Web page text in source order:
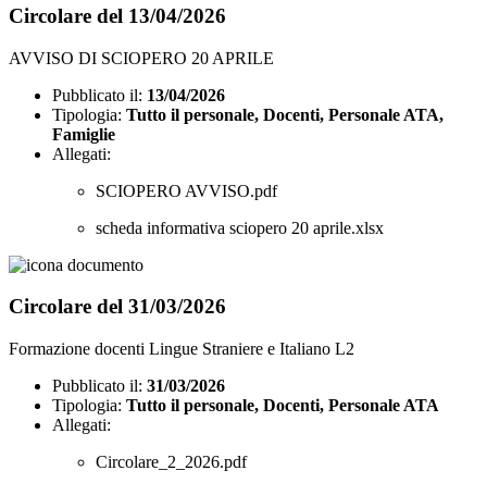
Circolare del 13/04/2026
AVVISO DI SCIOPERO 20 APRILE
Pubblicato il: 13/04/2026
Tipologia: Tutto il personale, Docenti, Personale ATA,
Famiglie
Allegati:
SCIOPERO AVVISO.pdf
scheda informativa sciopero 20 aprile.xlsx
Circolare del 31/03/2026
Formazione docenti Lingue Straniere e Italiano L2
Pubblicato il: 31/03/2026
Tipologia: Tutto il personale, Docenti, Personale ATA
Allegati:
Circolare_2_2026.pdf